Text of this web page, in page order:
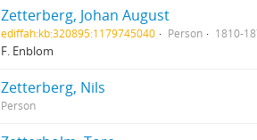
Zetterberg, Johan August
ediffah:kb:320895:1179745040 Person 1810-
F. Enblom
Zetterberg, Nils
Person